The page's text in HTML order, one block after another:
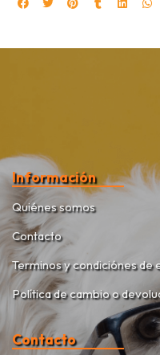
Información
Quiénes somos
Contacto
Terminos y condiciónes de
Política de cambio o
Contacto